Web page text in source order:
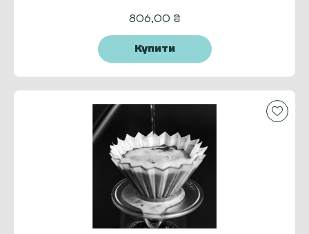
806,00 ₴
Купити